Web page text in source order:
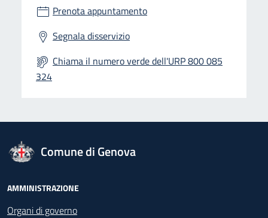
Prenota appuntamento
Segnala disservizio
Chiama il numero verde dell'URP 800 085
324
logo Unione Europea
Comune di Genova
Footer - Navigazione
AMMINISTRAZIONE
Organi di governo